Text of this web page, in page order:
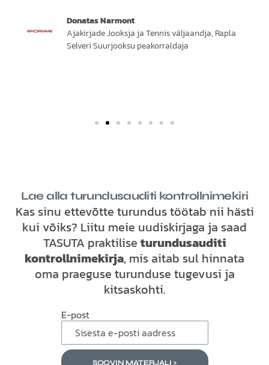
Donatas Narmont
Ajakirjade Jooksja ja Tennis väljaandja, Rapla
Selveri Suurjooksu peakorraldaja
Lae alla turundusauditi kontrollnimekiri
Kas sinu ettevõtte turundus töötab nii hästi
kui võiks? Liitu meie uudiskirjaga ja saad
TASUTA praktilise turundusauditi
kontrollnimekirja, mis aitab sul hinnata
oma praeguse turunduse tugevusi ja
kitsaskohti.
E-post
SOOVIN MATERJALI >